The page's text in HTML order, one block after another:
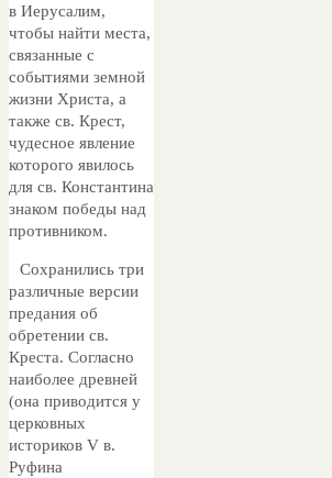
в Иерусалим,
чтобы найти места,
связанные с
событиями земной
жизни Христа, а
также св. Крест,
чудесное явление
которого явилось
для св. Константина
знаком победы над
противником.
Сохранились три
различные версии
предания об
обретении св.
Креста. Согласно
наиболее древней
(она приводится у
церковных
историков V в.
Руфина